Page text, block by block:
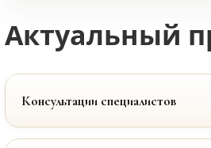
Актуальный
Консультации специалистов